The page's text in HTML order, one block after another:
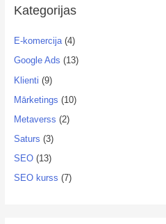
Kategorijas
E-komercija(4)
Google Ads (13)
Klienti (9)
Mārketings (10)
Metaverss (2)
Saturs (3)
SEO(13)
SEO kurss (7)